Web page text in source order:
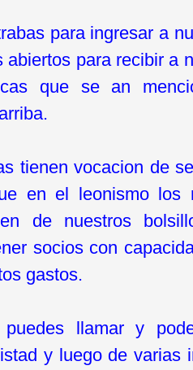
para ingresar a
abiertos para recibir a
que se an
tienen vocacion de
en el leonismo los
de nuestros
socios con
gastos.
llamar y
y luego de varias